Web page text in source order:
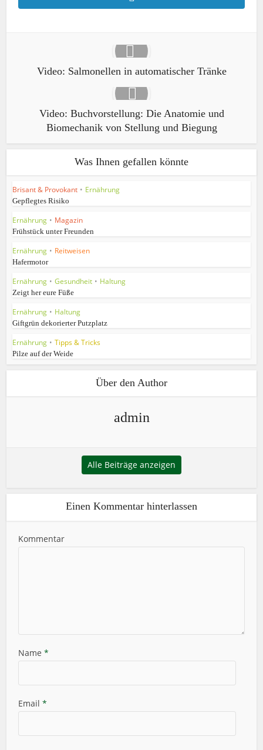
Video: Salmonellen in automatischer Tränke
Video: Buchvorstellung: Die Anatomie und
Biomechanik von Stellung und Biegung
Was Ihnen gefallen könnte
Brisant & Provokant • Ernährung
Gepflegtes Risiko
Ernährung • Magazin
Frühstück unter Freunden
Ernährung • Reitweisen
Hafermotor
Ernährung • Gesundheit • Haltung
Zeigt her eure Füße
Ernährung • Haltung
Giftgrün dekorierter Putzplatz
Ernährung • Tipps & Tricks
Pilze auf der Weide
Über den Author
admin
Alle Beiträge anzeigen
Einen Kommentar hinterlassen
Kommentar
Name *
Email *